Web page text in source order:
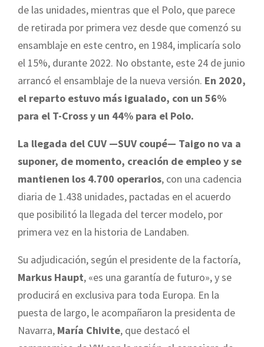
de las unidades, mientras que el Polo, que parece
de retirada por primera vez desde que comenzó su
ensamblaje en este centro, en 1984, implicaría solo
el 15%, durante 2022. No obstante, este 24 de junio
arrancó el ensamblaje de la nueva versión. En 2020,
el reparto estuvo más igualado, con un 56%
para el T-Cross y un 44% para el Polo.
La llegada del CUV —SUV coupé— Taigo no va a
suponer, de momento, creación de empleo y se
mantienen los 4.700 operarios, con una cadencia
diaria de 1.438 unidades, pactadas en el acuerdo
que posibilitó la llegada del tercer modelo, por
primera vez en la historia de Landaben.
Su adjudicación, según el presidente de la factoría,
Markus Haupt, «es una garantía de futuro», y se
producirá en exclusiva para toda Europa. En la
puesta de largo, le acompañaron la presidenta de
Navarra, María Chivite, que destacó el